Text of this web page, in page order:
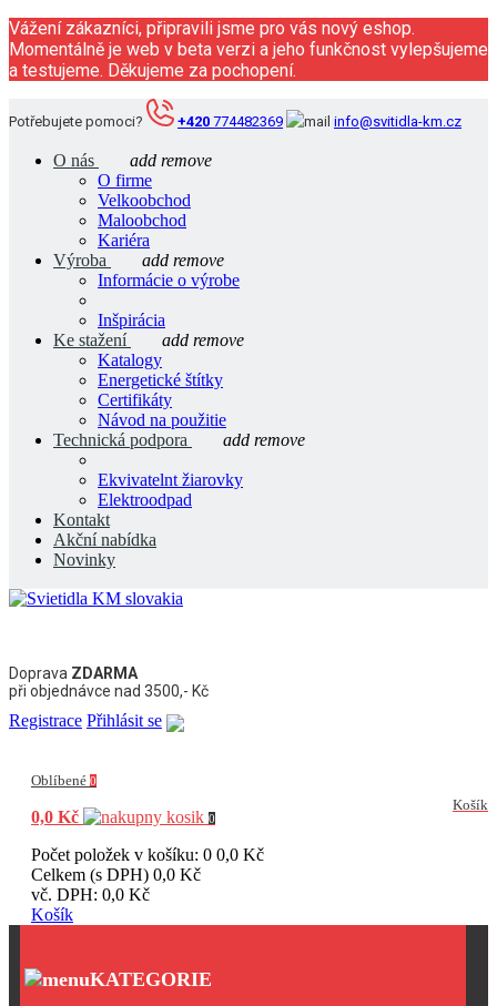
Vážení zákazníci, připravili jsme pro vás nový eshop.
Momentálně je web v beta verzi a jeho funkčnost vylepšujeme
a testujeme. Děkujeme za pochopení.
Potřebujete pomoci? +420 774482369 info@svitidla-km.cz
O nás add remove
O firme
Velkoobchod
Maloobchod
Kariéra
Výroba
add remove
Informácie o výrobe
Inšpirácia
Ke stažení
add remove
Katalogy
Energetické štítky
Certifikáty
Návod na použitie
Technická podpora
add remove
Ekvivatelnt žiarovky
Elektroodpad
Kontakt
Akční nabídka
Novinky
Doprava ZDARMA
při objednávce nad 3500,- Kč
Registrace Přihlásit se
Oblíbené 0
Košík
0,0 Kč 0
Počet položek v košíku: 0 0,0 Kč
Celkem (s DPH) 0,0 Kč
vč. DPH: 0,0 Kč
Košík
KATEGORIE